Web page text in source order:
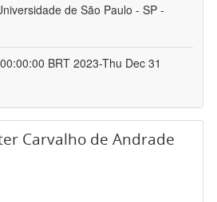
de São Paulo - SP -
BRT 2023-Thu Dec 31
Carvalho de Andrade